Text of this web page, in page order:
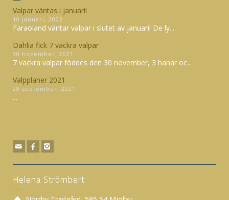
Valpar väntas i januari!
10 januari, 2023
Faraoland väntar valpar i slutet av januari! De ly...
Dahlia fick 7 vackra valpar
30 november, 2021
7 vackra valpar föddes den 30 november, 3 hanar oc...
Valpplaner 2021
29 september, 2021
...
Helena Strömbert